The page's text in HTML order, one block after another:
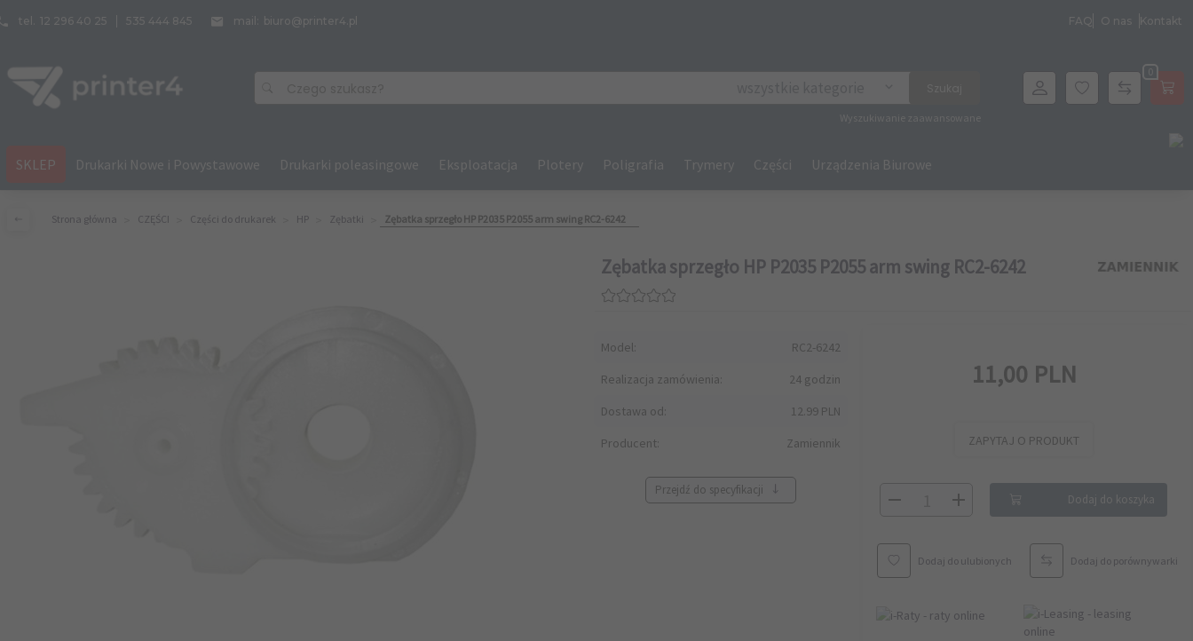
tel. 12 296 40 25 535 444 845 mail: biuro@printer4.pl FAQ O nas Kontakt
Wyszukiwanie zaawansowane
0
SKLEP Drukarki Nowe i Powystawowe Drukarki poleasingowe Eksploatacja Plotery Poligrafia Trymery Części Urządzenia Biurowe
Strona główna CZĘŚCI Części do drukarek HP Zębatki Zębatka sprzegło HP P2035 P2055 arm swing RC2-6242
Zębatka sprzegło HP P2035 P2055 arm swing RC2-6242
Model:
RC2-6242
Realizacja zamówienia:
24 godzin
Dostawa od:
12.99 PLN
Producent:
Zamiennik
Przejdź do specyfikacji
11,00 PLN
ZAPYTAJ O PRODUKT
Dodaj do koszyka
Dodaj do ulubionych Dodaj do porównywarki